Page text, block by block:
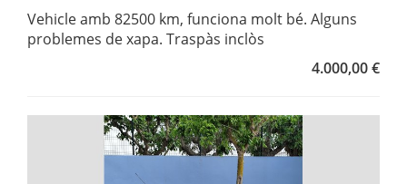
Vehicle amb 82500 km, funciona molt bé. Alguns
problemes de xapa. Traspàs inclòs
4.000,00 €
Anterior